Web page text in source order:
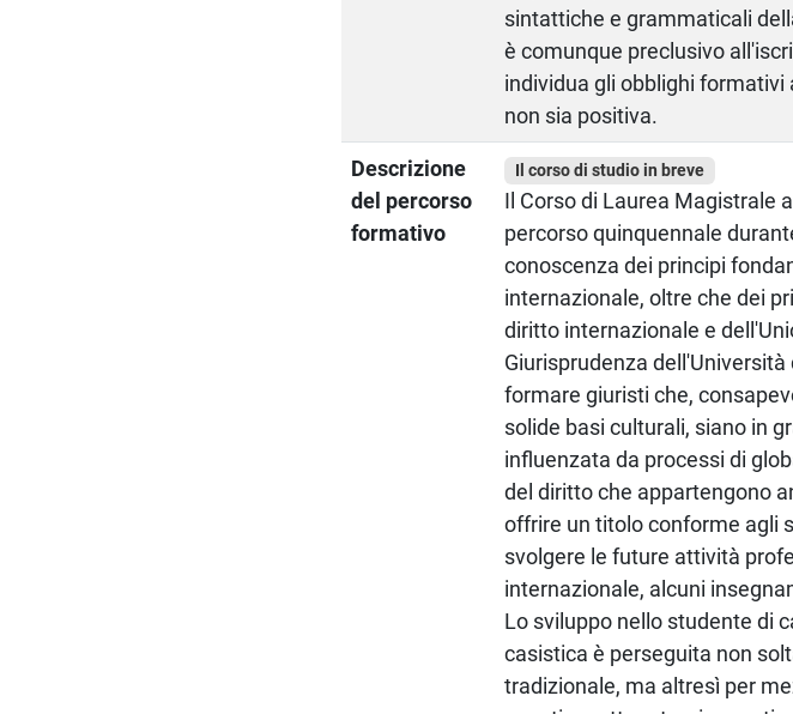
sintattiche e grammaticali
è comunque preclusivo
individua gli obblighi
non sia positiva.
Descrizione
del percorso
formativo
Il corso di studio in breve
Il Corso di Laurea Magistrale
percorso quinquennale
conoscenza dei principi
internazionale, oltre che dei
diritto internazionale e
Giurisprudenza
formare giuristi che,
solide basi culturali, siano in
influenzata da processi di
del diritto che appartengono
offrire un titolo conforme agli
svolgere le future attività
internazionale, alcuni
Lo sviluppo nello studente di
casistica è perseguita non
tradizionale, ma altresì per